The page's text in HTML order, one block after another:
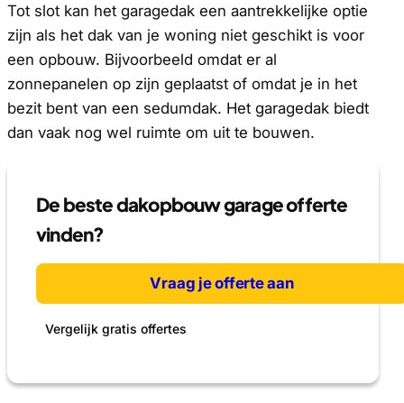
Tot slot kan het garagedak een aantrekkelijke optie
zijn als het dak van je woning niet geschikt is voor
een opbouw. Bijvoorbeeld omdat er al
zonnepanelen op zijn geplaatst of omdat je in het
bezit bent van een sedumdak. Het garagedak biedt
dan vaak nog wel ruimte om uit te bouwen.
De beste dakopbouw garage offerte
vinden?
Vraag je offerte aan
Vergelijk gratis offertes